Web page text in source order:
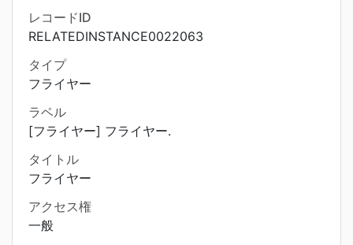
レコードID
RELATEDINSTANCE0022063
タイプ
フライヤー
ラベル
[フライヤー] フライヤー.
タイトル
フライヤー
アクセス権
一般